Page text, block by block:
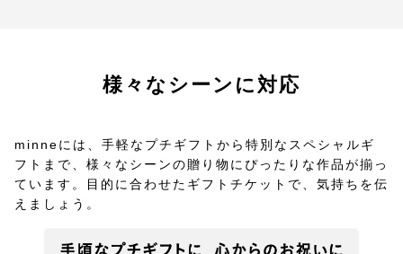
様々なシーンに対応
minneには、手軽なプチギフトから特別なスペシャルギ
フトまで、 様々なシーンの贈り物にぴったりな作品が揃っ
ています。
目的に合わせたギフトチケットで、気持ちを伝
えましょう。